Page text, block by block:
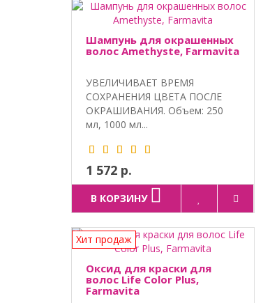
Шампунь для окрашенных
волос Amethyste, Farmavita
УВЕЛИЧИВАЕТ ВРЕМЯ
СОХРАНЕНИЯ ЦВЕТА ПОСЛЕ
ОКРАШИВАНИЯ. Объем: 250
мл, 1000 мл...
1 572 р.
В КОРЗИНУ
Хит продаж
Оксид для краски для
волос Life Color Plus,
Farmavita